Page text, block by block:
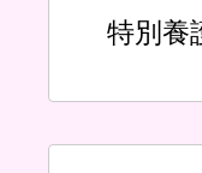
特別養